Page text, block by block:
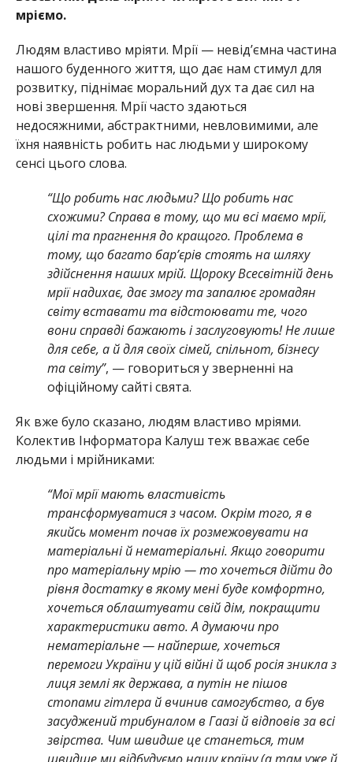
мріємо.
Людям властиво мріяти. Мрії — невід’ємна частина
нашого буденного життя, що дає нам стимул для
розвитку, піднімає моральний дух та дає сил на
нові звершення. Мрії часто здаються
недосяжними, абстрактними, невловимими, але
їхня наявність робить нас людьми у широкому
сенсі цього слова.
“Що робить нас людьми? Що робить нас
схожими? Справа в тому, що ми всі маємо мрії,
цілі та прагнення до кращого. Проблема в
тому, що багато бар’єрів стоять на шляху
здійснення наших мрій. Щороку Всесвітній день
мрії надихає, дає змогу та запалює громадян
світу вставати та відстоювати те, чого
вони справді бажають і заслуговують! Не лише
для себе, а й для своїх сімей, спільнот, бізнесу
та світу”, — говориться у зверненні на
офіційному сайті свята.
Як вже було сказано, людям властиво мріями.
Колектив Інформатора Калуш теж вважає себе
людьми і мрійниками:
“Мої мрії мають властивість
трансформуватися з часом. Окрім того, я в
якийсь момент почав їх розмежовувати на
матеріальні й нематеріальні. Якщо говорити
про матеріальну мрію — то хочеться дійти до
рівня достатку в якому мені буде комфортно,
хочеться облаштувати свій дім, покращити
характеристики авто. А думаючи про
нематеріальне — найперше, хочеться
перемоги України у цій війні й щоб росія зникла з
лиця землі як держава, а путін не пішов
стопами гітлера й вчинив самогубство, а був
засуджений трибуналом в Гаазі й відповів за всі
звірства. Чим швидше це станеться, тим